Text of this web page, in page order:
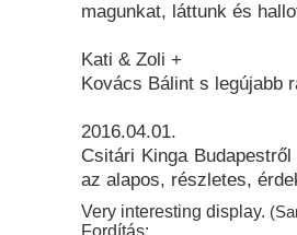
magunkat, láttunk és
Kati & Zoli +
Kovács Bálint s legújabb
2016.04.01.
Csitári Kinga
az alapos, részletes,
Very interesting display.